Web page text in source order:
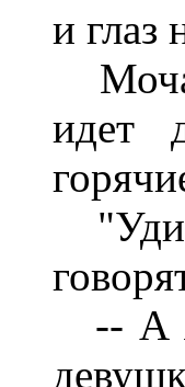
и глаз
идет
-- А я